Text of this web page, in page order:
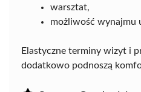
warsztat,
możliwość wynajmu
Elastyczne terminy wizyt i
dodatkowo podnoszą